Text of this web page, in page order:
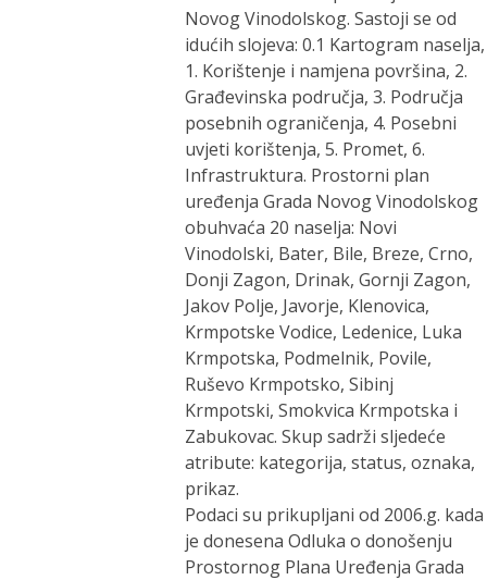
Novog Vinodolskog. Sastoji se od
idućih slojeva: 0.1 Kartogram naselja,
1. Korištenje i namjena površina, 2.
Građevinska područja, 3. Područja
posebnih ograničenja, 4. Posebni
uvjeti korištenja, 5. Promet, 6.
Infrastruktura. Prostorni plan
uređenja Grada Novog Vinodolskog
obuhvaća 20 naselja: Novi
Vinodolski, Bater, Bile, Breze, Crno,
Donji Zagon, Drinak, Gornji Zagon,
Jakov Polje, Javorje, Klenovica,
Krmpotske Vodice, Ledenice, Luka
Krmpotska, Podmelnik, Povile,
Ruševo Krmpotsko, Sibinj
Krmpotski, Smokvica Krmpotska i
Zabukovac. Skup sadrži sljedeće
atribute: kategorija, status, oznaka,
prikaz.
Podaci su prikupljani od 2006.g. kada
je donesena Odluka o donošenju
Prostornog Plana Uređenja Grada